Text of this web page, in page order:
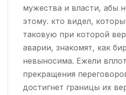
мужества и власти, абы
этому. кто видел,
таковую при которой
аварии, знакомят, как
невыносима. Ежели
прекращения
достигнет границы их